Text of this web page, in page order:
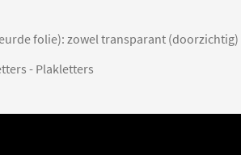
folie): zowel transparant
- Plakletters